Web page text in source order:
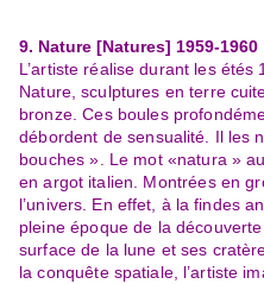
9. Nature [Natures] 1959-1960
L’artiste réalise durant les
Nature, sculptures en terre
bronze. Cesboules
débordent de sensualité. Il les
bouches ». Le mot «natura »
en argot italien. Montrées en
l’univers. En effet, à la findes
pleine époque de la
surface de la lune et ses
la conquête spatiale, l’artiste